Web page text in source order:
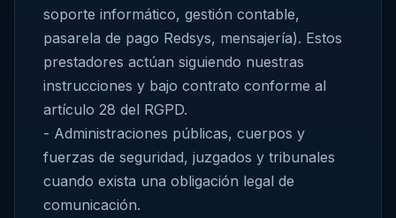
soporte informático, gestión contable,
pasarela de pago Redsys, mensajería). Estos
prestadores actúan siguiendo nuestras
instrucciones y bajo contrato conforme al
artículo 28 del RGPD.
- Administraciones públicas, cuerpos y
fuerzas de seguridad, juzgados y tribunales
cuando exista una obligación legal de
comunicación.